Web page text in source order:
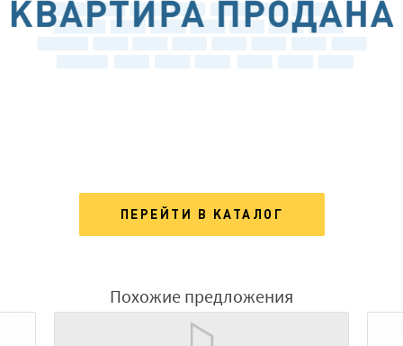
ПЕРЕЙТИ В КАТАЛОГ
Похожие предложения